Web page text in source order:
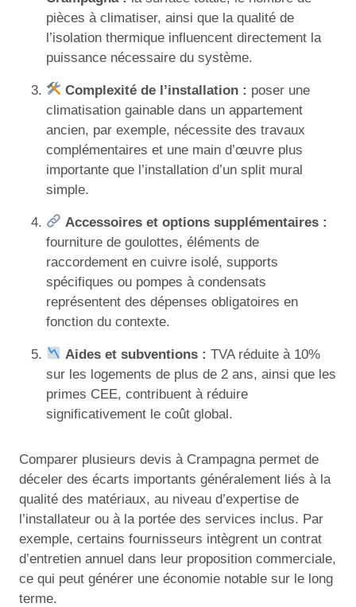
pièces à climatiser, ainsi que la qualité de
l’isolation thermique influencent directement la
puissance nécessaire du système.
Complexité de l’installation : poser une
climatisation gainable dans un appartement
ancien, par exemple, nécessite des travaux
complémentaires et une main d’œuvre plus
importante que l’installation d’un split mural
simple.
Accessoires et options supplémentaires :
fourniture de goulottes, éléments de
raccordement en cuivre isolé, supports
spécifiques ou pompes à condensats
représentent des dépenses obligatoires en
fonction du contexte.
Aides et subventions : TVA réduite à 10%
sur les logements de plus de 2 ans, ainsi que les
primes CEE, contribuent à réduire
significativement le coût global.
Comparer plusieurs devis à Crampagna permet de
déceler des écarts importants généralement liés à la
qualité des matériaux, au niveau d’expertise de
l’installateur ou à la portée des services inclus. Par
exemple, certains fournisseurs intègrent un contrat
d’entretien annuel dans leur proposition commerciale,
ce qui peut générer une économie notable sur le long
terme.